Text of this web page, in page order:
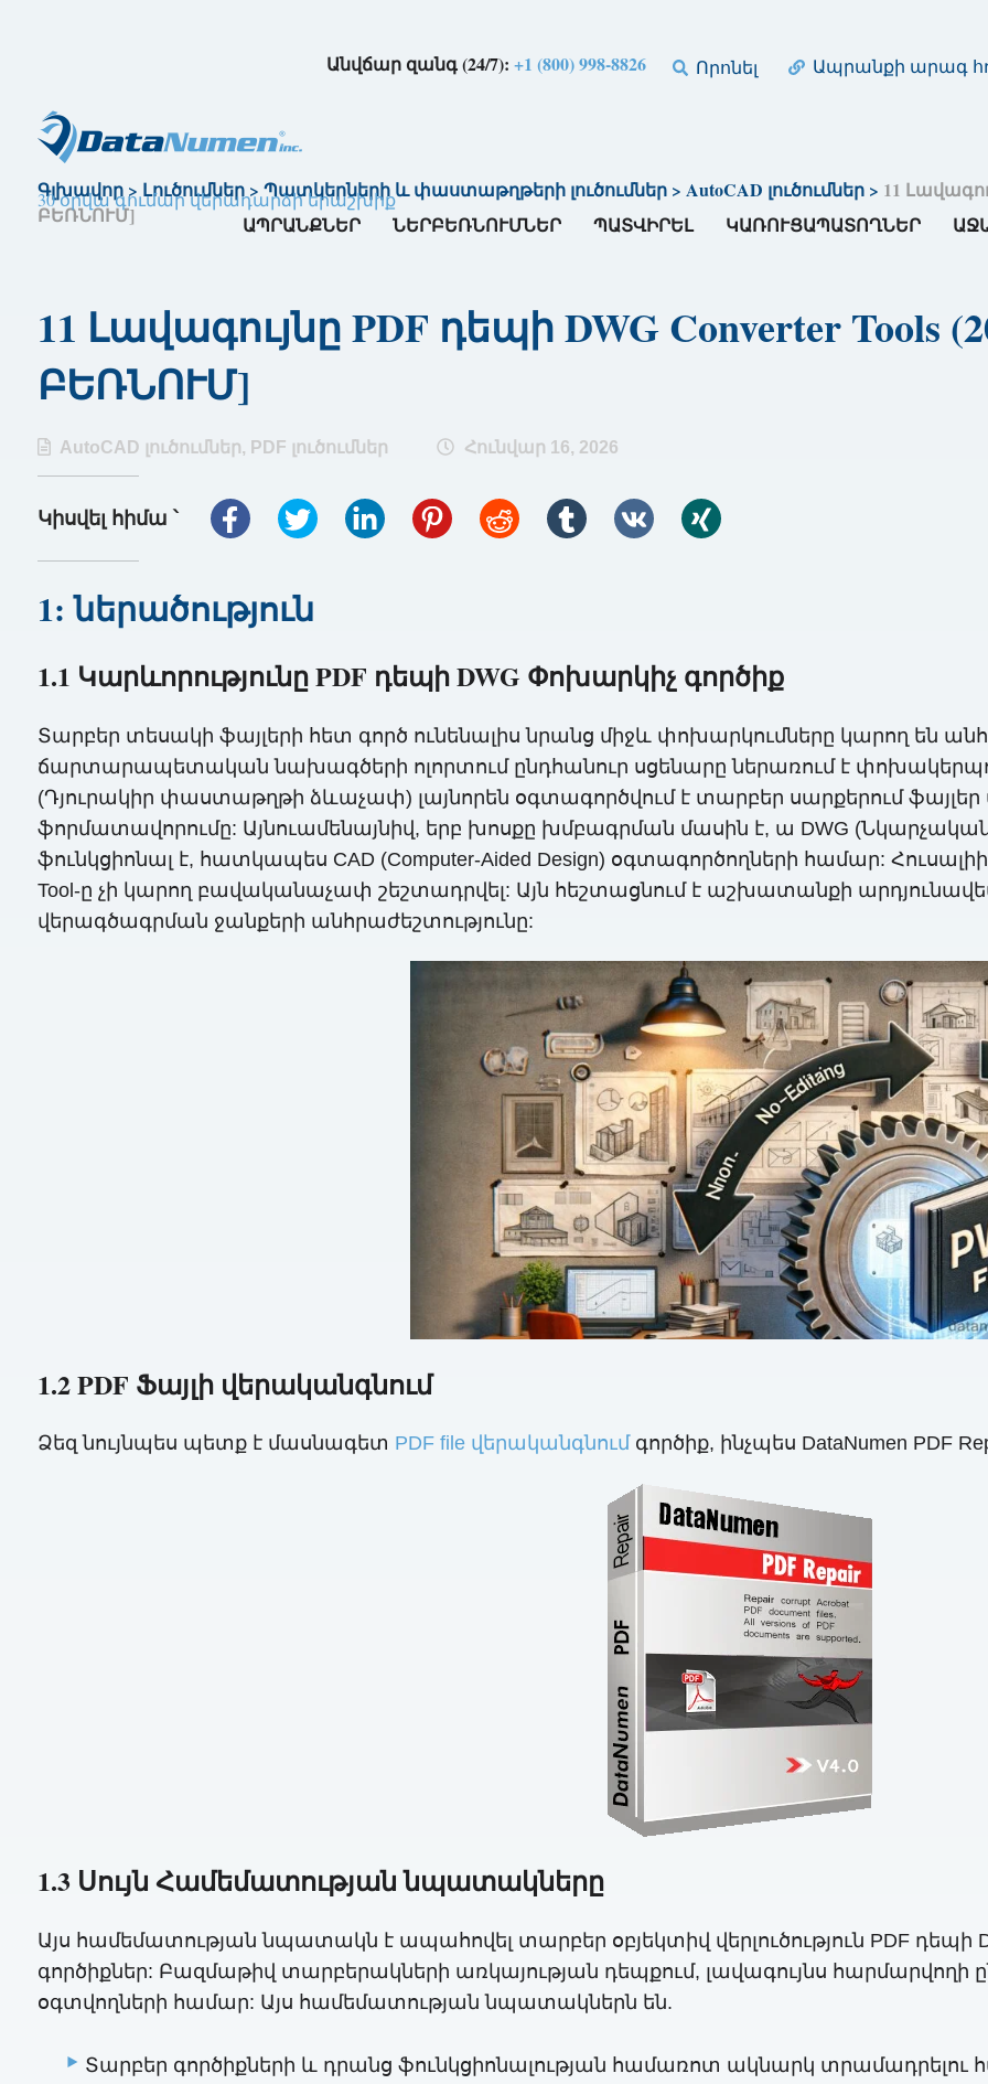
Անվճար զանգ (24/7):+1 (800) 998-8826 Որոնել Ապրանքի արագ
30 օրվա գումար վերադարձի երաշխիք
ԱՊՐԱՆՔՆԵՐ ՆԵՐԲԵՌՆՈՒՄՆԵՐ ՊԱՏՎԻՐԵԼ ԿԱՌՈՒՑԱՊԱՏՈՂՆԵՐ
Գլխավոր> Լուծումներ> Պատկերների և փաստաթղթերի լուծումներ> AutoCAD լուծումներ> 11
ԲԵՌՆՈՒՄ]
11 Լավագույնը PDF դեպի DWG Converter Tools
ԲԵՌՆՈՒՄ]
AutoCAD լուծումներ, PDF լուծումներ Հունվար 16, 2026
Կիսվել հիմա ՝
1: ներածություն
1.1 Կարևորությունը PDF դեպի DWG Փոխարկիչ գործիք
Տարբեր տեսակի ֆայլերի հետ գործ ունենալիս նրանց միջև փոխարկումները կարող են
ճարտարապետական ​​նախագծերի ոլորտում ընդհանուր սցենարը ներառում է
(Դյուրակիր փաստաթղթի ձևաչափ) լայնորեն օգտագործվում է տարբեր սարքերում
ֆորմատավորումը: Այնուամենայնիվ, երբ խոսքը խմբագրման մասին է, ա DWG
ֆունկցիոնալ է, հատկապես CAD (Computer-Aided Design) օգտագործողների համար: Հուսալիի
Tool-ը չի կարող բավականաչափ շեշտադրվել: Այն հեշտացնում է աշխատանքի
վերագծագրման ջանքերի անհրաժեշտությունը:
1.2 PDF Ֆայլի վերականգնում
Ձեզ նույնպես պետք է մասնագետ PDF file վերականգնումգործիք, ինչպես DataNumen PDF
1.3 Սույն Համեմատության նպատակները
Այս համեմատության նպատակն է ապահովել տարբեր օբյեկտիվ վերլուծություն PDF դեպի
գործիքներ: Բազմաթիվ տարբերակների առկայության դեպքում, լավագույնս հարմարվողի
օգտվողների համար: Այս համեմատության նպատակներն են.
Տարբեր գործիքների և դրանց ֆունկցիոնալության համառոտ ակնարկ տրամադրելու